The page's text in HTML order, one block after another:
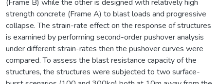
(Frame B) while the other is designed with relatively high
strength concrete (Frame A) to blast loads and progressive
collapse. The strain-rate effect on the response of structures
is examined by performing second-order pushover analysis
under different strain-rates then the pushover curves were
compared. To assess the blast resistance capacity of the
structures, the structures were subjected to two surface-